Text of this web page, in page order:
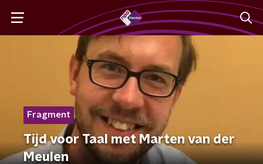
Fragment
Tijd voor Taal met Marten van der
Meulen